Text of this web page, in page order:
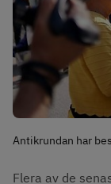
Antikrundan har
Flera av de